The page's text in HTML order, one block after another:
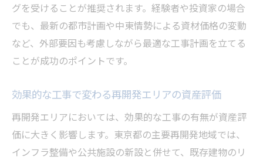
グを受けることが推奨されます。経験者や投資家の場合
でも、最新の都市計画や中東情勢による資材価格の変動
など、外部要因も考慮しながら最適な工事計画を立てる
ことが成功のポイントです。
効果的な工事で変わる再開発エリアの資産評価
再開発エリアにおいては、効果的な工事の有無が資産評
価に大きく影響します。東京都の主要再開発地域では、
インフラ整備や公共施設の新設と併せて、既存建物のリ